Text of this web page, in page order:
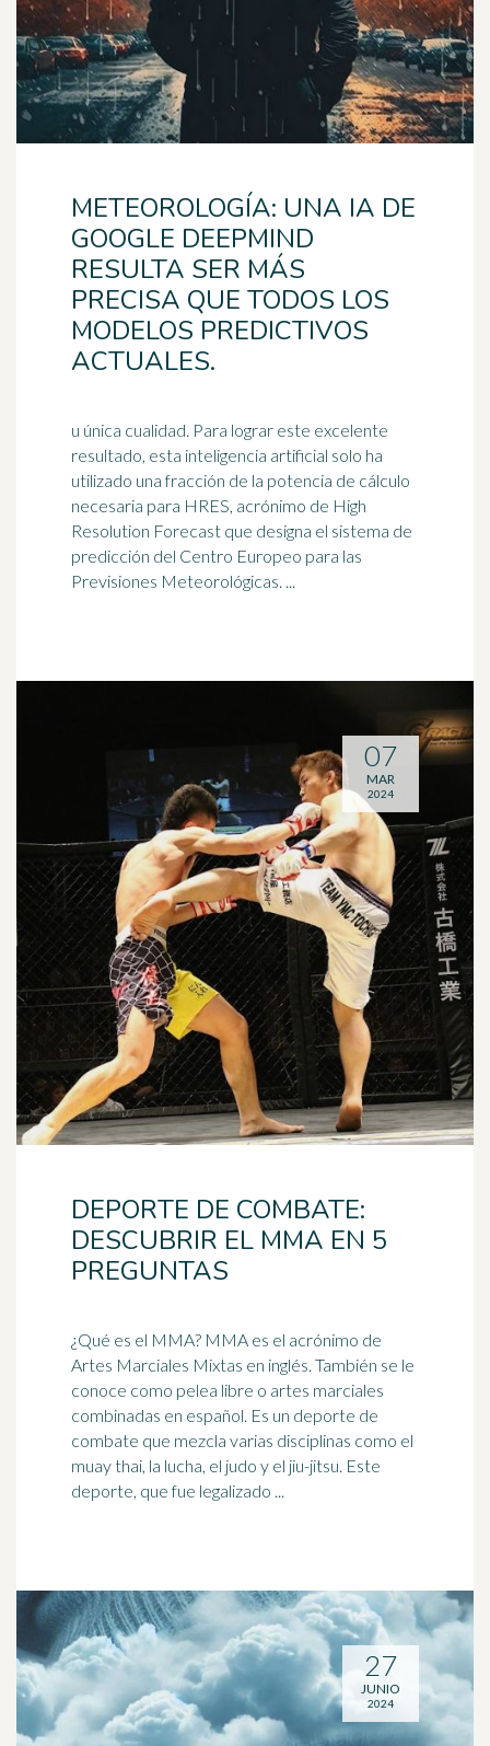
METEOROLOGÍA: UNA IA DE
GOOGLE DEEPMIND
RESULTA SER MÁS
PRECISA QUE TODOS LOS
MODELOS PREDICTIVOS
ACTUALES.
u única cualidad. Para lograr este excelente
resultado, esta inteligencia artificial solo ha
utilizado una fracción de la potencia de cálculo
necesaria para HRES, acrónimo de High
Resolution Forecast que designa el sistema de
predicción del Centro Europeo para las
Previsiones Meteorológicas. ...
DEPORTE DE COMBATE:
DESCUBRIR EL MMA EN 5
PREGUNTAS
¿Qué es el MMA? MMA es el acrónimo de
Artes Marciales Mixtas en inglés. También se le
conoce como pelea libre o artes marciales
combinadas en español. Es un deporte de
combate que mezcla varias disciplinas como el
muay thai, la lucha, el judo y el jiu-jitsu. Este
deporte, que fue legalizado ...
07
MAR
2024
27
JUNIO
2024